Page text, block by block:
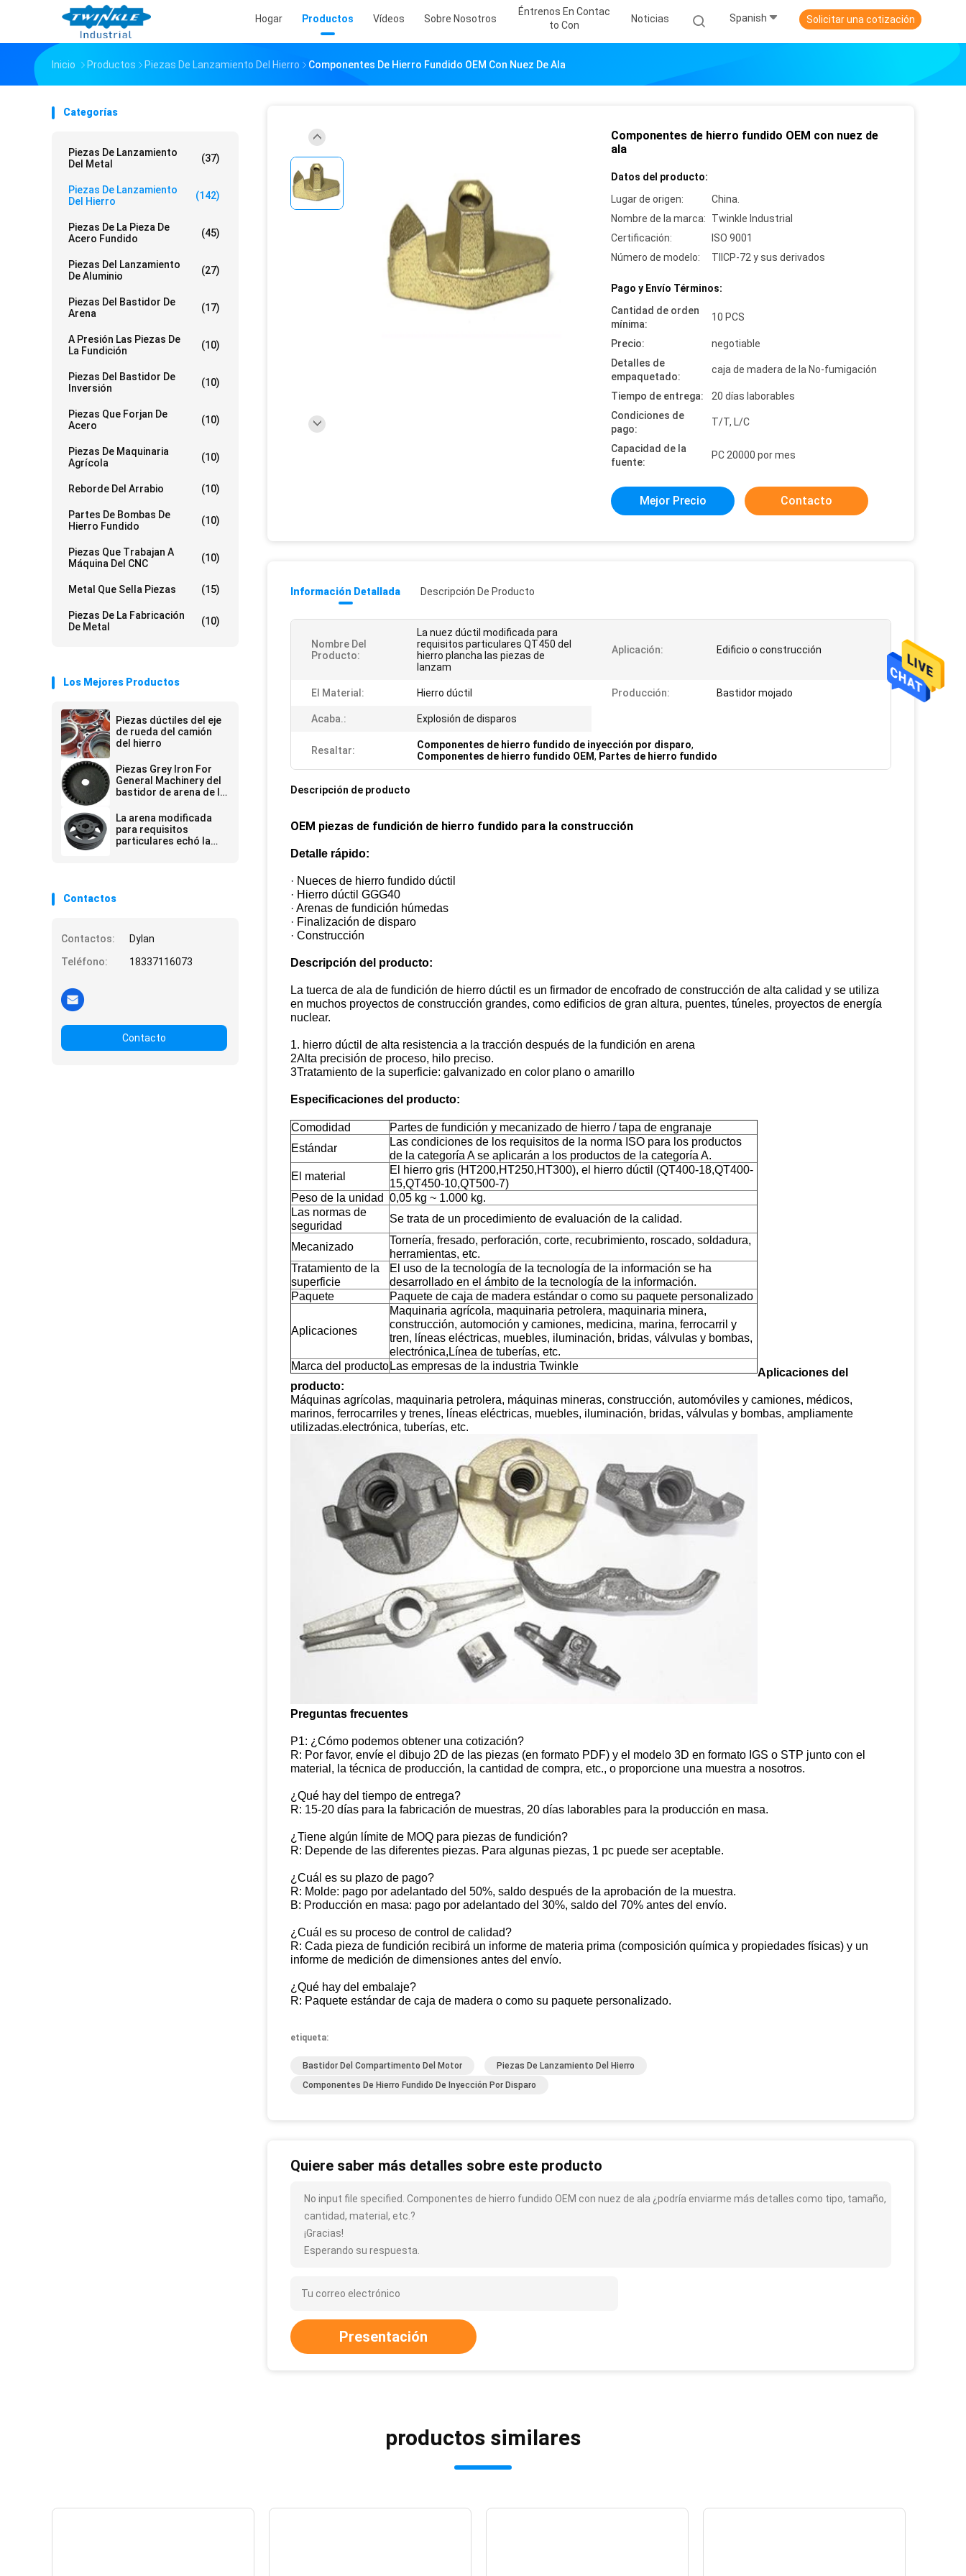
Hogar Productos Vídeos Sobre Nosotros
Éntrenos En Contac
To Con
Noticias Spanish Solicitar una cotización
Inicio Productos Piezas De Lanzamiento Del Hierro Componentes De Hierro Fundido OEM Con Nuez De Ala
Categorías
Piezas De Lanzamiento
Del Metal
(37)
Piezas De Lanzamiento
Del Hierro
(142)
Piezas De La Pieza De
Acero Fundido
(45)
Piezas Del Lanzamiento
De Aluminio
(27)
Piezas Del Bastidor De
Arena
(17)
A Presión Las Piezas De
La Fundición
(10)
Piezas Del Bastidor De
Inversión
(10)
Piezas Que Forjan De
Acero
(10)
Piezas De Maquinaria
Agrícola
(10)
Reborde Del Arrabio (10)
Partes De Bombas De
Hierro Fundido
(10)
Piezas Que Trabajan A
Máquina Del CNC
(10)
Metal Que Sella Piezas (15)
Piezas De La Fabricación
De Metal
(10)
Los Mejores Productos
Piezas dúctiles del eje
de rueda del camión
del hierro
Piezas Grey Iron For
General Machinery del
bastidor de arena de la
La arena modificada
para requisitos
particulares echó la
Contactos
Contactos:
Dylan
Teléfono:
18337116073
Contacto
Componentes de hierro fundido OEM con nuez de
ala
Datos del producto:
Lugar de origen:
China.
Nombre de la marca:
Twinkle Industrial
Certificación:
ISO 9001
Número de modelo:
TIICP-72 y sus derivados
Pago y Envío Términos:
Cantidad de orden
mínima:
10 PCS
Precio:
negotiable
Detalles de
empaquetado:
caja de madera de la No-fumigación
Tiempo de entrega:
20 días laborables
Condiciones de
pago:
T/T, L/C
Capacidad de la
fuente:
PC 20000 por mes
Mejor Precio Contacto
Información Detallada Descripción De Producto
Nombre Del
Producto:
La nuez dúctil modificada para
requisitos particulares QT450 del
hierro plancha las piezas de
lanzam
Aplicación: Edificio o construcción
El Material: Hierro dúctil Producción: Bastidor mojado
Acaba.: Explosión de disparos
Resaltar: Componentes de hierro fundido de inyección por disparo,
Componentes de hierro fundido OEM, Partes de hierro fundido
Descripción de producto
OEM piezas de fundición de hierro fundido para la construcción
Detalle rápido:
· Nueces de hierro fundido dúctil
· Hierro dúctil GGG40
· Arenas de fundición húmedas
· Finalización de disparo
· Construcción
Descripción del producto:
La tuerca de ala de fundición de hierro dúctil es un firmador de encofrado de construcción de alta calidad y se utiliza
en muchos proyectos de construcción grandes, como edificios de gran altura, puentes, túneles, proyectos de energía
nuclear.
1. hierro dúctil de alta resistencia a la tracción después de la fundición en arena
2Alta precisión de proceso, hilo preciso.
3Tratamiento de la superficie: galvanizado en color plano o amarillo
Especificaciones del producto:
Comodidad
Partes de fundición y mecanizado de hierro / tapa de engranaje
Estándar
Las condiciones de los requisitos de la norma ISO para los productos
de la categoría A se aplicarán a los productos de la categoría A.
El material
El hierro gris (HT200,HT250,HT300), el hierro dúctil (QT400-18,QT400-
15,QT450-10,QT500-7)
Peso de la unidad 0,05 kg ~ 1.000 kg.
Las normas de
seguridad
Se trata de un procedimiento de evaluación de la calidad.
Mecanizado
Tornería, fresado, perforación, corte, recubrimiento, roscado, soldadura,
herramientas, etc.
Tratamiento de la
superficie
El uso de la tecnología de la tecnología de la información se ha
desarrollado en el ámbito de la tecnología de la información.
Paquete
Paquete de caja de madera estándar o como su paquete personalizado
Aplicaciones
Maquinaria agrícola, maquinaria petrolera, maquinaria minera,
construcción, automoción y camiones, medicina, marina, ferrocarril y
tren, líneas eléctricas, muebles, iluminación, bridas, válvulas y bombas,
electrónica,Línea de tuberías, etc.
Marca del producto Las empresas de la industria Twinkle
Aplicaciones del
producto:
Máquinas agrícolas, maquinaria petrolera, máquinas mineras, construcción, automóviles y camiones, médicos,
marinos, ferrocarriles y trenes, líneas eléctricas, muebles, iluminación, bridas, válvulas y bombas, ampliamente
utilizadas.electrónica, tuberías, etc.
Preguntas frecuentes
P1: ¿Cómo podemos obtener una cotización?
R: Por favor, envíe el dibujo 2D de las piezas (en formato PDF) y el modelo 3D en formato IGS o STP junto con el
material, la técnica de producción, la cantidad de compra, etc., o proporcione una muestra a nosotros.
¿Qué hay del tiempo de entrega?
R: 15-20 días para la fabricación de muestras, 20 días laborables para la producción en masa.
¿Tiene algún límite de MOQ para piezas de fundición?
R: Depende de las diferentes piezas. Para algunas piezas, 1 pc puede ser aceptable.
¿Cuál es su plazo de pago?
R: Molde: pago por adelantado del 50%, saldo después de la aprobación de la muestra.
B: Producción en masa: pago por adelantado del 30%, saldo del 70% antes del envío.
¿Cuál es su proceso de control de calidad?
R: Cada pieza de fundición recibirá un informe de materia prima (composición química y propiedades físicas) y un
informe de medición de dimensiones antes del envío.
¿Qué hay del embalaje?
R: Paquete estándar de caja de madera o como su paquete personalizado.
etiqueta:
Bastidor Del Compartimento Del Motor
Piezas De Lanzamiento Del Hierro
Componentes De Hierro Fundido De Inyección Por Disparo
Quiere saber más detalles sobre este producto
No input file specified. Componentes de hierro fundido OEM con nuez de ala ¿podría enviarme más detalles como tipo, tamaño,
cantidad, material, etc.?
¡Gracias!
Esperando su respuesta.
Presentación
productos similares